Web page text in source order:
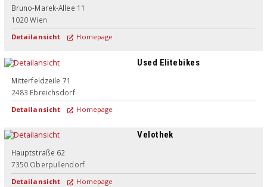
Bruno-Marek-Allee 11
1020 Wien
Detailansicht Homepage
Used Elitebikes
Mitterfeldzeile 71
2483 Ebreichsdorf
Detailansicht Homepage
Velothek
Hauptstraße 62
7350 Oberpullendorf
Detailansicht Homepage